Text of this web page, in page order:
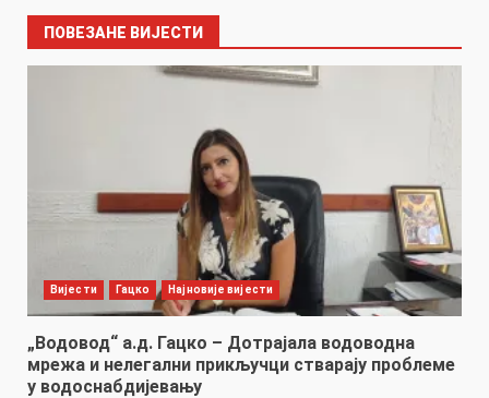
ПОВЕЗАНЕ ВИЈЕСТИ
Вијести Гацко Најновије вијести
„Водовод“ а.д. Гацко – Дотрајала водоводна
мрежа и нелегални прикључци стварају проблеме
у водоснабдијевању